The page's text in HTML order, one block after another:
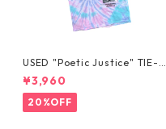
USED "Poetic Justice" TIE-D
YE TEE
¥3,960
20%OFF